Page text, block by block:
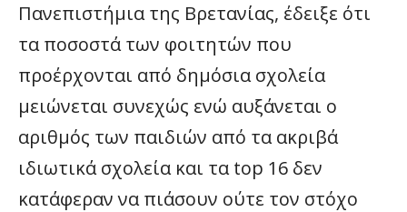
Πανεπιστήμια της Βρετανίας, έδειξε ότι
τα ποσοστά των φοιτητών που
προέρχονται από δημόσια σχολεία
μειώνεται συνεχώς ενώ αυξάνεται ο
αριθμός των παιδιών από τα ακριβά
ιδιωτικά σχολεία και τα top 16 δεν
κατάφεραν να πιάσουν ούτε τον στόχο